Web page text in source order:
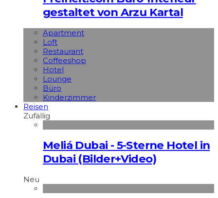
gestaltet von Arzu Kartal
Apart­ment
Loft
Restaurant
Coffeeshop
Hotel
Lounge
Büro
Kinderzimmer
Reisen
Zufällig
Meliá Dubai - 5-Sterne Hotel in
Dubai (Bilder+Video)
Neu